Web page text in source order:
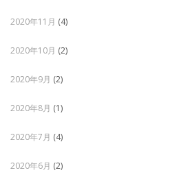
2020年11月 (4)
2020年10月 (2)
2020年9月 (2)
2020年8月 (1)
2020年7月 (4)
2020年6月 (2)